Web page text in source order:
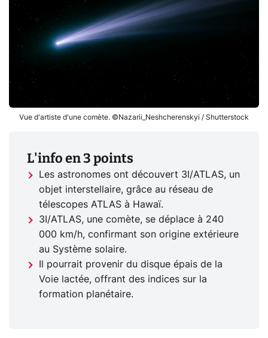
Vue d'artiste d'une comète. ©Nazarii_Neshcherenskyi / Shutterstock
L'info en 3 points
Les astronomes ont découvert 3I/ATLAS, un
objet interstellaire, grâce au réseau de
télescopes ATLAS à Hawaï.
3I/ATLAS, une comète, se déplace à 240
000 km/h, confirmant son origine extérieure
au Système solaire.
Il pourrait provenir du disque épais de la
Voie lactée, offrant des indices sur la
formation planétaire.